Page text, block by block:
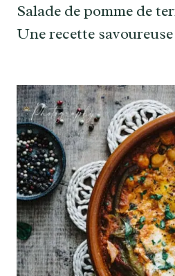
Salade de pomme de
Une recette